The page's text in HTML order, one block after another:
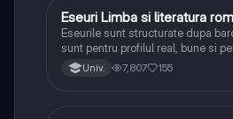
Limba și literatura română
Eseuri Limba si literatura
Eseurile sunt structurate dupa
sunt pentru profilul real, bune si
lipsesc relatiile dintre personaje si
Univ. 7,807 155